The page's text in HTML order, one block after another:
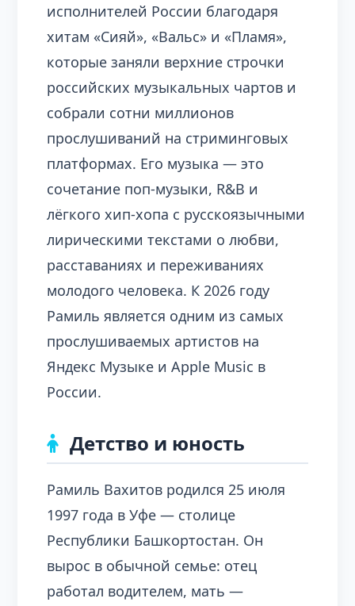
исполнителей России благодаря
хитам «Сияй», «Вальс» и «Пламя»,
которые заняли верхние строчки
российских музыкальных чартов и
собрали сотни миллионов
прослушиваний на стриминговых
платформах. Его музыка — это
сочетание поп-музыки, R&B и
лёгкого хип-хопа с русскоязычными
лирическими текстами о любви,
расставаниях и переживаниях
молодого человека. К 2026 году
Рамиль является одним из самых
прослушиваемых артистов на
Яндекс Музыке и Apple Music в
России.
Детство и юность
Рамиль Вахитов родился 25 июля
1997 года в Уфе — столице
Республики Башкортостан. Он
вырос в обычной семье: отец
работал водителем, мать —